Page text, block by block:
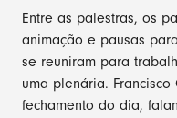
Entre as palestras, os
animação e pausas
se reuniram para
uma plenária.
fechamento do dia,